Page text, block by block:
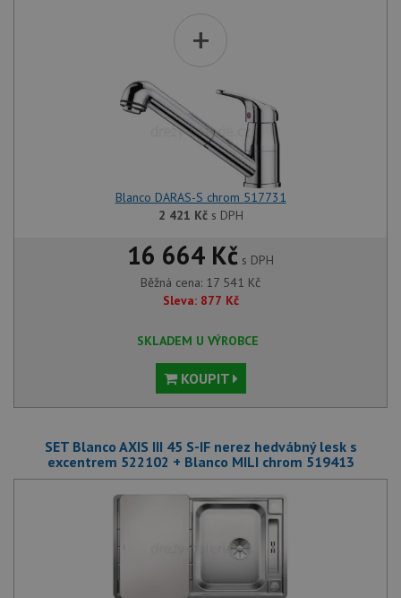
+
Blanco DARAS-S chrom 517731
2 421 Kčs DPH
16 664 Kč s DPH
Běžná cena: 17 541 Kč
Sleva: 877 Kč
SKLADEM U VÝROBCE
KOUPIT
SET Blanco AXIS III 45 S-IF nerez hedvábný lesk s
excentrem 522102 + Blanco MILI chrom 519413